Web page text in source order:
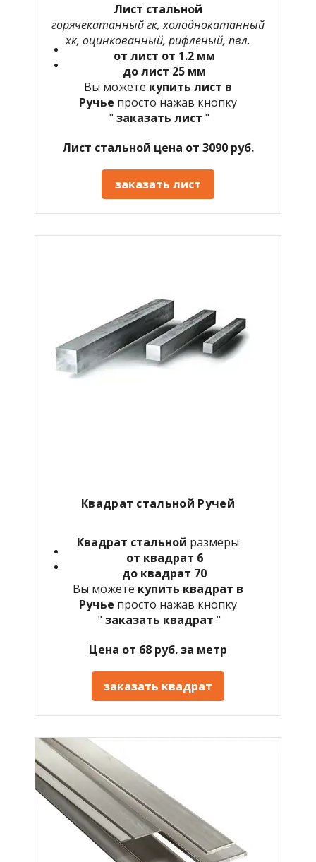
Лист стальной
горячекатанный гк, холоднокатанный
хк, оцинкованный, рифленый, пвл.
от лист от 1.2 мм
до лист 25 мм
Вы можете купить лист в
Ручье просто нажав кнопку
" заказать лист "
Лист стальной цена от 3090 руб.
заказать лист
Квадрат стальной Ручей
Квадрат стальной размеры
от квадрат 6
до квадрат 70
Вы можете купить квадрат в
Ручье просто нажав кнопку
" заказать квадрат "
Цена от 68 руб. за метр
заказать квадрат